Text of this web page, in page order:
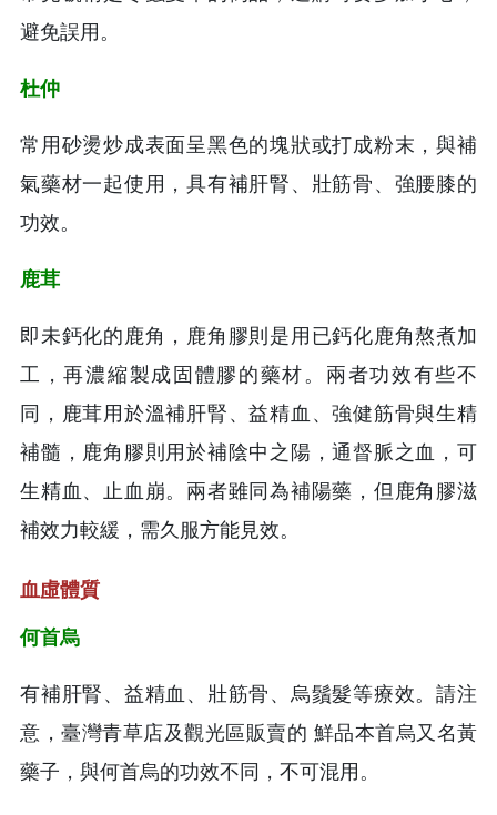
避免誤用。
杜仲
常用砂燙炒成表面呈黑色的塊狀或打成粉末，與補
氣藥材一起使用，具有補肝腎、壯筋骨、強腰膝的
功效。
鹿茸
即未鈣化的鹿角，鹿角膠則是用已鈣化鹿角熬煮加
工，再濃縮製成固體膠的藥材。兩者功效有些不
同，鹿茸用於溫補肝腎、益精血、強健筋骨與生精
補髓，鹿角膠則用於補陰中之陽，通督脈之血，可
生精血、止血崩。兩者雖同為補陽藥，但鹿角膠滋
補效力較緩，需久服方能見效。
血虛體質
何首烏
有補肝腎、益精血、壯筋骨、烏鬚髮等療效。請注
意，臺灣青草店及觀光區販賣的 鮮品本首烏又名黃
藥子，與何首烏的功效不同，不可混用。